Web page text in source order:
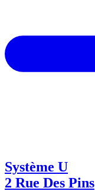
Système U
2 Rue Des Pins